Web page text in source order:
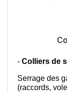
- Colliers de
Serrage des
(raccords,